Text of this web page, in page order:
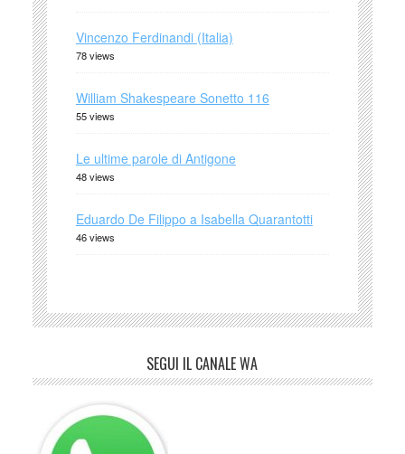
Vincenzo Ferdinandi (Italia)
78 views
William Shakespeare Sonetto 116
55 views
Le ultime parole di Antigone
48 views
Eduardo De Filippo a Isabella Quarantotti
46 views
SEGUI IL CANALE WA